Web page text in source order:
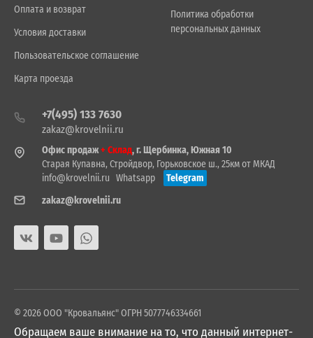
Оплата и возврат
Условия доставки
Пользовательское соглашение
Карта проезда
Политика обработки
персональных данных
+7(495) 133 7630
zakaz@krovelnii.ru
Офис продаж+ Склад, г. Щербинка, Южная 10
Старая Купавна, Стройдвор, Горьковское ш., 25км от МКАД
info@krovelnii.ru Whatsapp
Telegram
zakaz@krovelnii.ru
© 2026 ООО "Кровальянс" ОГРН 5077746334661
Обращаем ваше внимание на то, что данный интернет-